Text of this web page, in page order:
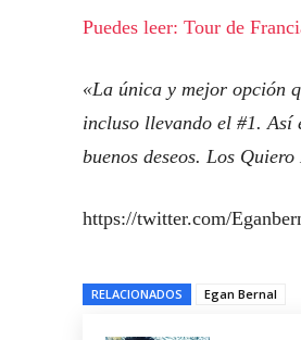
Puedes leer: Tour de
«La única y mejor opción
incluso llevando el #1. Así
buenos deseos. Los
https://twitter.com/
RELACIONADOS Egan Bernal